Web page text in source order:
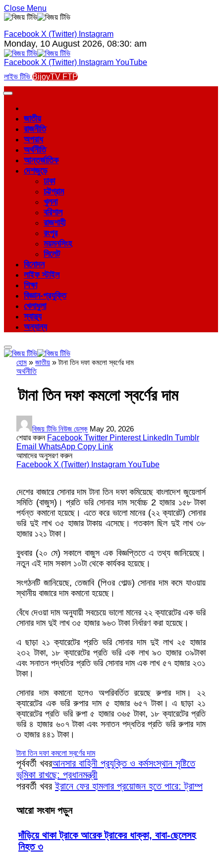
Close Menu
Facebook X (Twitter) Instagram
Monday, 10 August 2026, 08:30: am
Facebook X (Twitter) Instagram YouTube
লাইভ টিভি BijoyTV FTP
জাতীয়
রাজনীতি
অপরাধ
অর্থনীতি
আন্তর্জাতিক
দেশজুড়ে
ঢাকা
চট্টগ্রাম
খুলনা
বরিশাল
রাজশাহী
রংপুর
ময়মনসিংহ
সিলেট
বিনোদন
লাইফ স্টাইল
শিক্ষা
বিজ্ঞান-প্রযুক্তি
খেলাধুলা
স্বাস্থ্য
অন্যান্য
হোম » জাতীয় »টানা তিন দফা কমলো স্বর্ণের দাম
অর্থনীতি
টানা তিন দফা কমলো স্বর্ণের দাম
বিজয় টিভি নিউজ ডেস্ক May 20, 2026
শেয়ার করুন Facebook Twitter Pinterest LinkedIn Tumblr
Email WhatsApp Copy Link
আমাদের অনুসরণ করুন
Facebook X (Twitter) Instagram YouTube
দেশের বাজারে সোনার দাম টানা তিন দফা কমিয়েছে বাংলাদেশ জুয়েলার্স
সমিতি (বাজুস)। প্রতি ভরি সোনার দাম সর্বোচ্চ 2 হাজার ১৫৮ টাকা
পর্যন্ত কমানো হয়েছে। এতে করে ভালো মানের (২২ ক্যারেট) সোনার
ভরি দুই লাখ ৩৫ হাজার টাকায় এসেছে। গতকাল ছিল দুই লাখ ৩৮
হাজার ১২১ টাকা।
বুধবার (২০ মে) সকালে বাজুস এক বিজ্ঞপ্তিতে এ তথ্য জানিয়েছে।
নতুন এই দাম সকাল ১০টা থেকে কার্যকর হয়েছে।
সংগঠনটি জানিয়েছে, তেজাবি (পিওর গোল্ড) সোনার দাম কমে যাওয়ায়
স্থানীয় বাজারে দাম কমানো হয়েছে।
বেঁধে দেওয়া দাম অনুযায়ী সবচেয়ে ভালো মানের ২২ ক্যারেটের এক ভরি
সোনার দাম দুই লাখ ৩৫ হাজার ৯৬৩ টাকা নির্ধারণ করা হয়েছে।
এ ছাড়া ২১ ক্যারেটের প্রতি ভরি সোনার দাম দুই লাখ ২৫ হাজার
২৩২ টাকা, ১৮ ক্যারেটের প্রতি ভরি এক লাখ ৯৩ হাজার ৩৯টাকা
এবং সনাতন পদ্ধতির প্রতি ভরি সোনার দাম এক লাখ ৫৭ হাজার ২৩১
টাকা।
সোনার দাম কমানো হলেও অপরিবর্তিত রয়েছে রুপার দাম। ২২
ক্যারেটের এক ভরি রুপার দাম ৫ হাজার ৬৫৭ টাকা। এ ছাড়া ২১
ক্যারেটের প্রতি ভরি রুপা ৫ হাজার ৩৬৫ টাকা, ১৮ ক্যারেটের প্রতি
ভরি ৪ হাজার ৬০৭ টাকা এবং সনাতন পদ্ধতির প্রতি ভরি রুপার দাম
৩ হাজার ৪৪১ টাকা।
টানা তিন দফা কমলো স্বর্ণের দাম
পূর্ববর্তী খবরআনসার বাহিনী প্রযুক্তি ও কর্মসংস্থান সৃষ্টিতে
ভূমিকা রাখছে: প্রধানমন্ত্রী
পরবর্তী খবরইরানে ফের হামলার প্রয়োজন হতে পারে: ট্রাম্প
আরো সংবাদ পড়ুন
দাঁড়িয়ে থাকা ট্রাকে আরেক ট্রাকের ধাক্কা, বাবা-ছেলেসহ
নিহত ৩